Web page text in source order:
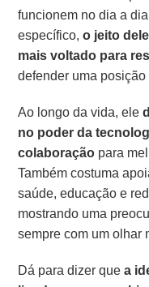
funcionem no dia a
específico,o jeito
mais voltado para
defender uma
Ao longo da vida, ele
no poder da
colaboração para
Também costuma
saúde, educação e
mostrando uma
sempre com um olhar
Dá para dizer quea